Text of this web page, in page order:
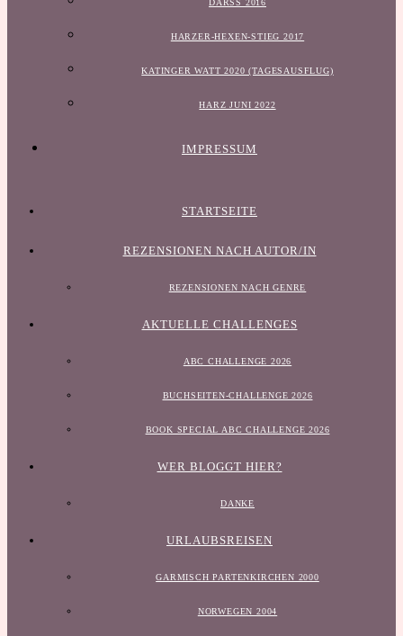
DARSS 2016
HARZER-HEXEN-STIEG 2017
KATINGER WATT 2020 (TAGESAUSFLUG)
HARZ JUNI 2022
IMPRESSUM
STARTSEITE
REZENSIONEN NACH AUTOR/IN
REZENSIONEN NACH GENRE
AKTUELLE CHALLENGES
ABC CHALLENGE 2026
BUCHSEITEN-CHALLENGE 2026
BOOK SPECIAL ABC CHALLENGE 2026
WER BLOGGT HIER?
DANKE
URLAUBSREISEN
GARMISCH PARTENKIRCHEN 2000
NORWEGEN 2004